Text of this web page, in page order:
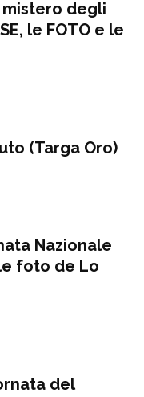
mistero degli
le FOTO e le
(Targa Oro)
Nazionale
foto de Lo
del